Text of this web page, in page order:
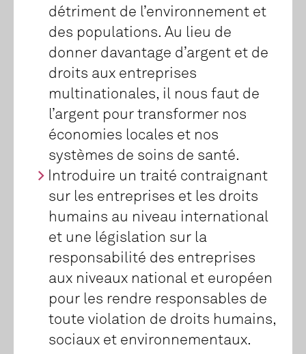
détriment de l’environnement et
des populations. Au lieu de
donner davantage d’argent et de
droits aux entreprises
multinationales, il nous faut de
l’argent pour transformer nos
économies locales et nos
systèmes de soins de santé.
Introduire un traité contraignant
sur les entreprises et les droits
humains au niveau international
et une législation sur la
responsabilité des entreprises
aux niveaux national et européen
pour les rendre responsables de
toute violation de droits humains,
sociaux et environnementaux.